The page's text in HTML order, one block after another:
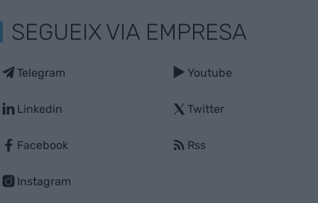
SEGUEIX VIA EMPRESA
Telegram
Linkedin
Facebook
Instagram
Youtube
Twitter
Rss